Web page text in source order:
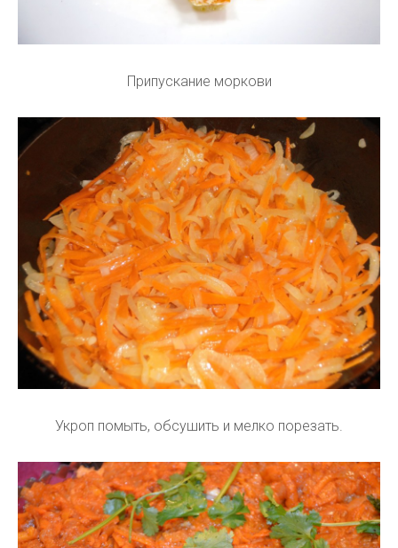
Припускание моркови
Укроп помыть, обсушить и мелко порезать.